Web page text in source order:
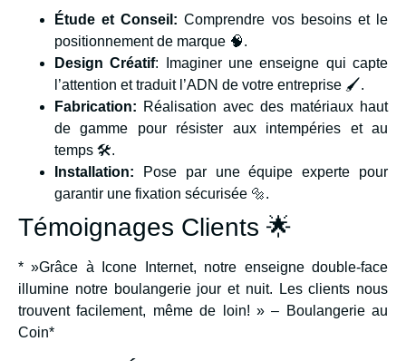
Étude et Conseil: Comprendre vos besoins et le
positionnement de marque 🧠.
Design Créatif: Imaginer une enseigne qui capte
l’attention et traduit l’ADN de votre entreprise 🖌️.
Fabrication: Réalisation avec des matériaux haut
de gamme pour résister aux intempéries et au
temps 🛠️.
Installation: Pose par une équipe experte pour
garantir une fixation sécurisée 🔩.
Témoignages Clients 🌟
* »Grâce à Icone Internet, notre enseigne double-face
illumine notre boulangerie jour et nuit. Les clients nous
trouvent facilement, même de loin! » – Boulangerie au
Coin*